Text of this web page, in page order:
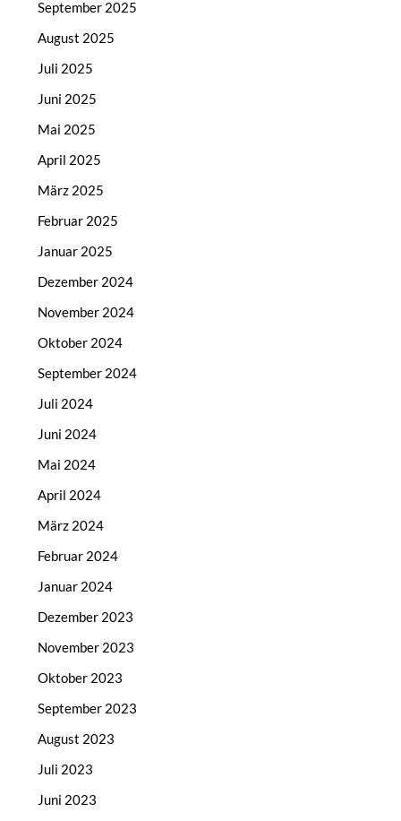
September 2025
August 2025
Juli 2025
Juni 2025
Mai 2025
April 2025
März 2025
Februar 2025
Januar 2025
Dezember 2024
November 2024
Oktober 2024
September 2024
Juli 2024
Juni 2024
Mai 2024
April 2024
März 2024
Februar 2024
Januar 2024
Dezember 2023
November 2023
Oktober 2023
September 2023
August 2023
Juli 2023
Juni 2023